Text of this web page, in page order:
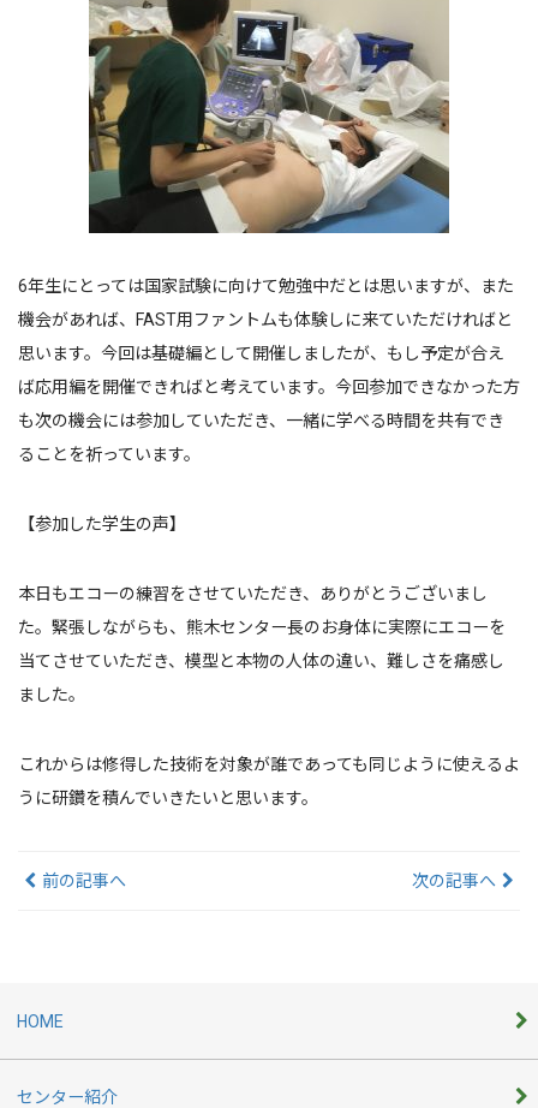
6年生にとっては国家試験に向けて勉強中だとは思いますが、また
機会があれば、FAST用ファントムも体験しに来ていただければと
思います。今回は基礎編として開催しましたが、もし予定が合え
ば応用編を開催できればと考えています。今回参加できなかった方
も次の機会には参加していただき、一緒に学べる時間を共有でき
ることを祈っています。
【参加した学生の声】
本日もエコーの練習をさせていただき、ありがとうございまし
た。緊張しながらも、熊木センター長のお身体に実際にエコーを
当てさせていただき、模型と本物の人体の違い、難しさを痛感し
ました。
これからは修得した技術を対象が誰であっても同じように使えるよ
うに研鑽を積んでいきたいと思います。
前の記事へ 次の記事へ
HOME
センター紹介